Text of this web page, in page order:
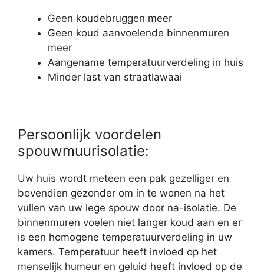
Geen koudebruggen meer
Geen koud aanvoelende binnenmuren
meer
Aangename temperatuurverdeling in huis
Minder last van straatlawaai
Persoonlijk voordelen
spouwmuurisolatie:
Uw huis wordt meteen een pak gezelliger en
bovendien gezonder om in te wonen na het
vullen van uw lege spouw door na-isolatie. De
binnenmuren voelen niet langer koud aan en er
is een homogene temperatuurverdeling in uw
kamers. Temperatuur heeft invloed op het
menselijk humeur en geluid heeft invloed op de